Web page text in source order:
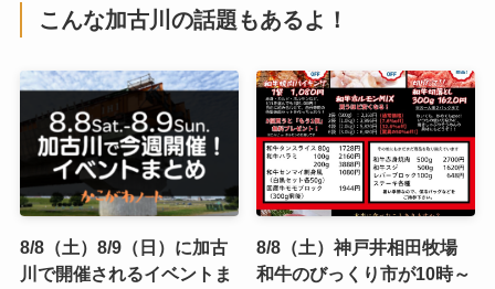
こんな加古川の話題もあるよ！
8/8（土）8/9（日）に加古
川で開催されるイベントま
8/8（土）神戸井相田牧場
和牛のびっくり市が10時～